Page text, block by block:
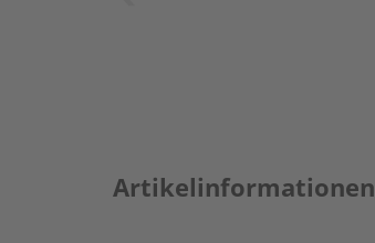
Artikelinformationen